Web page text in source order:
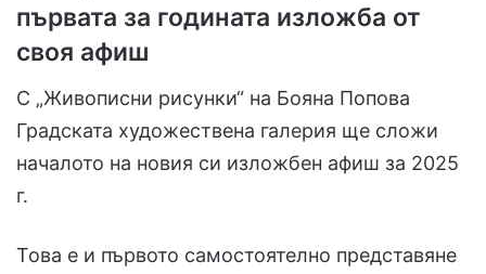
първата за годината изложба от
своя афиш
С „Живописни рисунки“ на Бояна Попова
Градската художествена галерия ще сложи
началото на новия си изложбен афиш за 2025
г.
Това е и първото самостоятелно представяне